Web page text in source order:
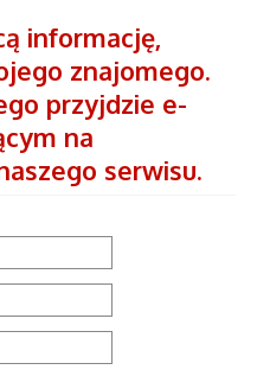
informację,
znajomego.
przyjdzie e-
na
serwisu.